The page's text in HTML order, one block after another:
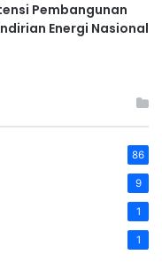
Pembangunan
Energi Nasional
86
9
1
1